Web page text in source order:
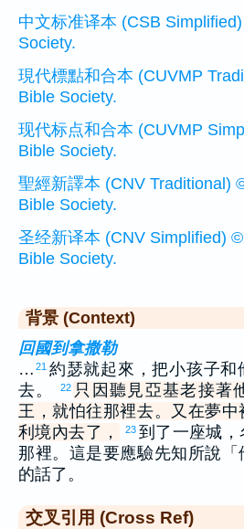
中文标准译本 (CSB
Society.
現代標點和合本 (CUVMP
Bible Society.
现代标点和合本 (CUVMP
Bible Society.
聖經新譯本 (CNV Traditional)
Bible Society.
圣经新译本 (CNV Simplified)
Bible Society.
背景 (Context)
回國到拿撒勒
… 21 約瑟就起來，把小孩子和
去。
22 只因聽見亞基老接著
王，就怕往那裡去。又在夢中
利境內去了，
23 到了一座城
那裡。這是要應驗先知所說「
的話了。
交叉引用 (Cross Ref)